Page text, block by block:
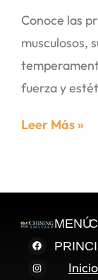
Conoce las
musculosos,
fuerza y
Leer Más »
MENÚ
Inicio